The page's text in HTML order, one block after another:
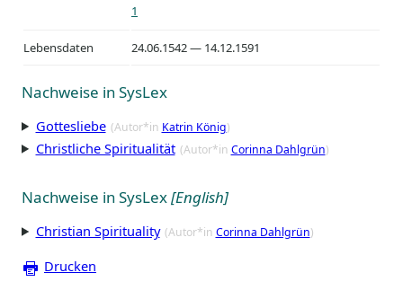
1
Lebensdaten 24.06.1542 — 14.12.1591
Nachweise in SysLex
Gottesliebe (Autor*in Katrin König)
Christliche Spiritualität (Autor*in Corinna Dahlgrün)
Nachweise in SysLex[English]
Christian Spirituality (Autor*in Corinna Dahlgrün)
Drucken